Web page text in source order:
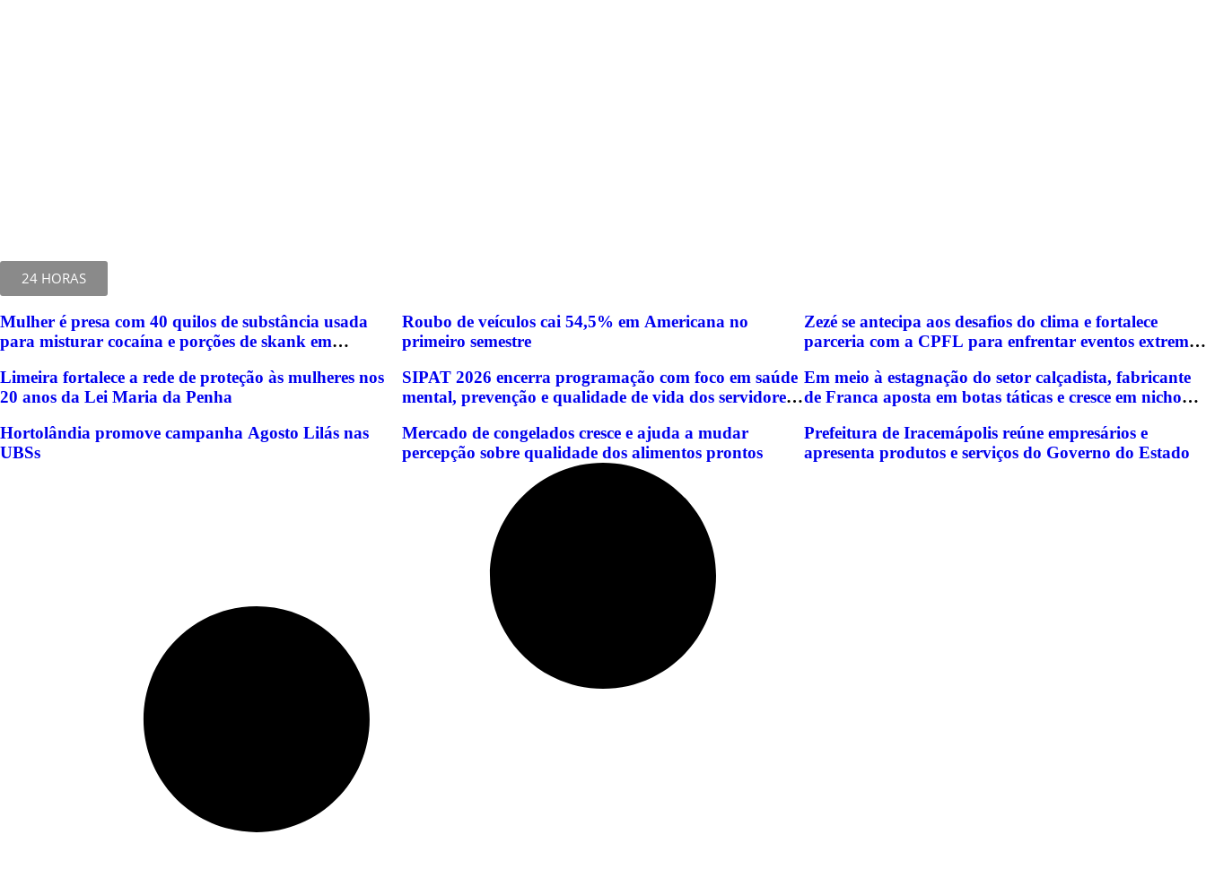
24 HORAS
Mulher é presa com 40 quilos de substância usada
para misturar cocaína e porções de skank em
Roubo de veículos cai 54,5% em Americana no
primeiro semestre
Zezé se antecipa aos desafios do clima e fortalece
parceria com a CPFL para enfrentar eventos extremos
Limeira fortalece a rede de proteção às mulheres nos
20 anos da Lei Maria da Penha
SIPAT 2026 encerra programação com foco em saúde
mental, prevenção e qualidade de vida dos servidores
Em meio à estagnação do setor calçadista, fabricante
de Franca aposta em botas táticas e cresce em nicho
Hortolândia promove campanha Agosto Lilás nas
UBSs
Mercado de congelados cresce e ajuda a mudar
percepção sobre qualidade dos alimentos prontos
Prefeitura de Iracemápolis reúne empresários e
apresenta produtos e serviços do Governo do Estado